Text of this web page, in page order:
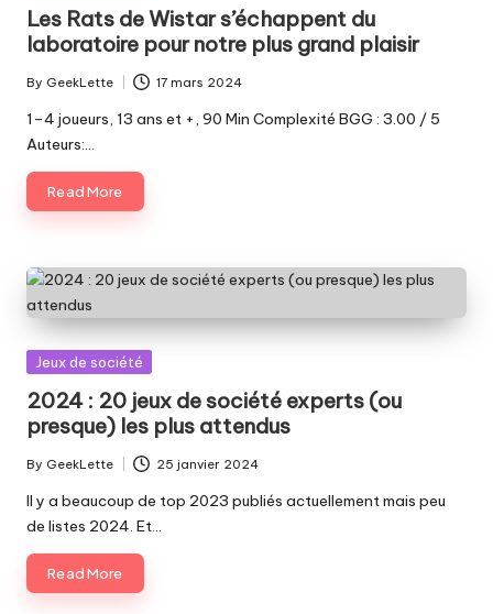
Les Rats de Wistar s’échappent du
laboratoire pour notre plus grand plaisir
Posted
by
By GeekLette 17 mars 2024
1–4 joueurs, 13 ans et +, 90 Min Complexité BGG : 3.00 / 5
Auteurs:…
Read More
Posted
Jeux de société
2024 : 20 jeux de société experts (ou
presque) les plus attendus
Posted
by
By GeekLette 25 janvier 2024
Il y a beaucoup de top 2023 publiés actuellement mais peu
de listes 2024. Et…
Read More